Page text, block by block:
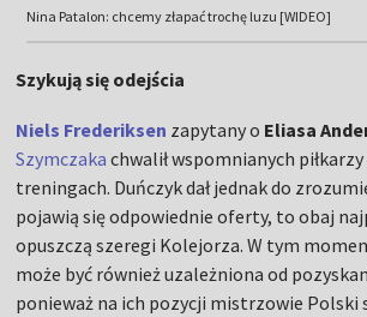
Nina Patalon: chcemy złapać trochę luzu [WIDEO]
Szykują się odejścia
Niels Frederiksen zapytany o Eliasa
Szymczaka chwalił wspomnianych
treningach. Duńczyk dał jednak do
pojawią się odpowiednie oferty, to obaj
opuszczą szeregi Kolejorza. W tym
może być również uzależniona od
ponieważ na ich pozycji mistrzowie Polski